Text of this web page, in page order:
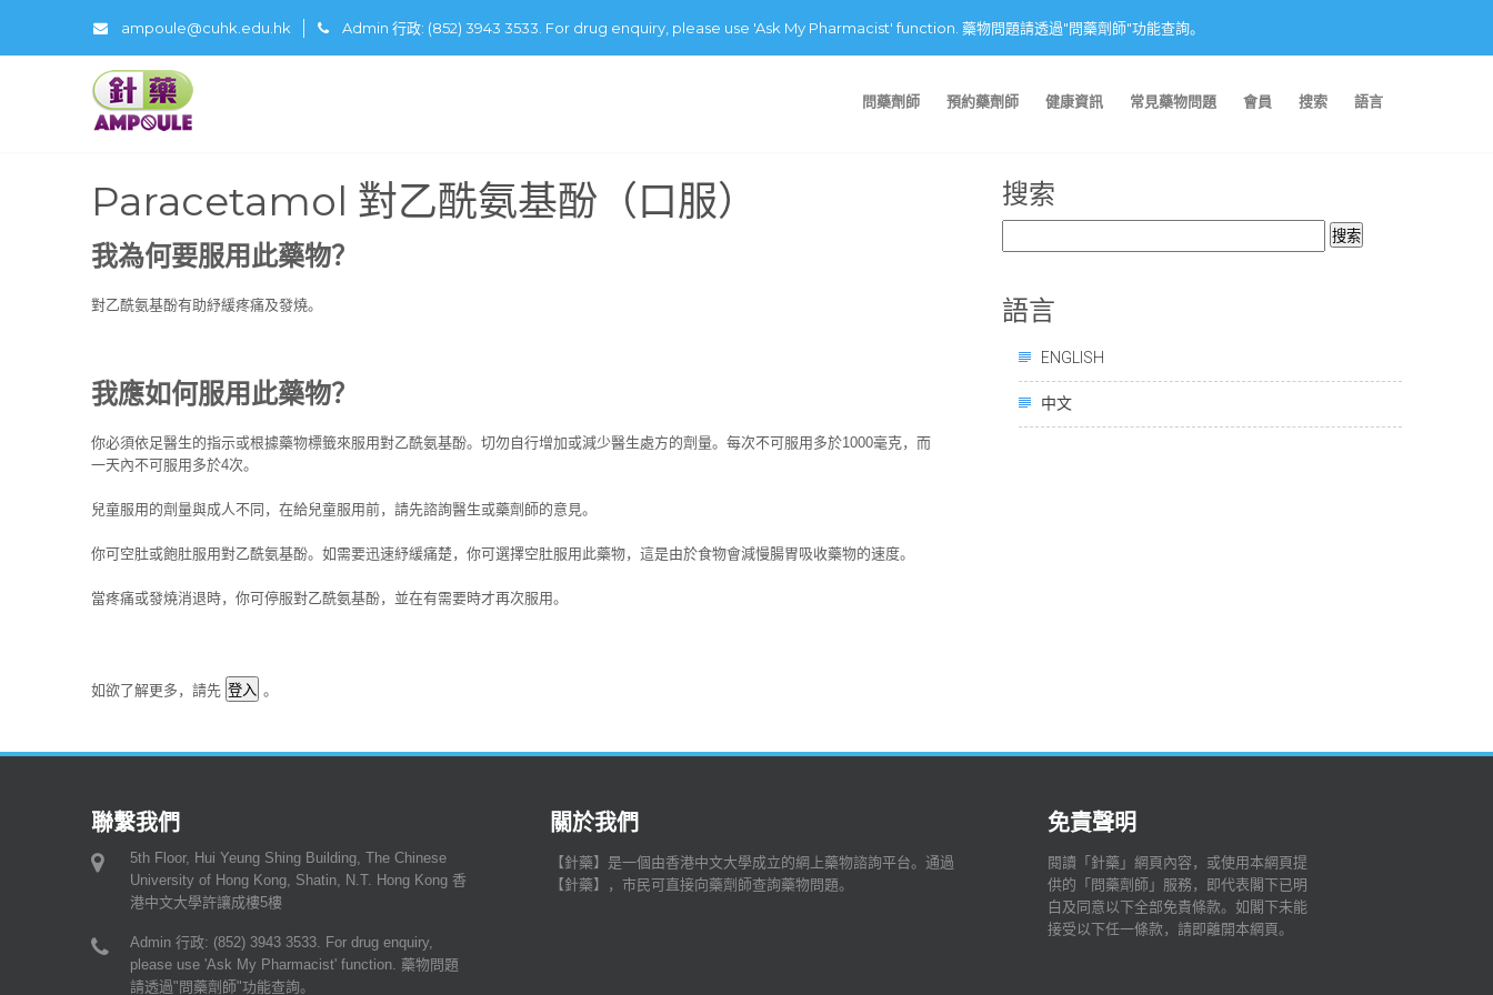
ampoule@cuhk.edu.hk Admin 行政: (852) 3943 3533. For drug enquiry, please use 'Ask My Pharmacist' function. 藥物問題請透過"問藥劑師"功能查詢。
問藥劑師 預約藥劑師 健康資訊 常見藥物問題 會員 搜索 語言
Paracetamol 對乙酰氨基酚（口服）
我為何要服用此藥物？
對乙酰氨基酚有助紓緩疼痛及發燒。
我應如何服用此藥物？
你必須依足醫生的指示或根據藥物標籤來服用對乙酰氨基酚。切勿自行增加或減少醫生處方的劑量。每次不可服用多於1000毫克，而
一天內不可服用多於4次。
兒童服用的劑量與成人不同，在給兒童服用前，請先諮詢醫生或藥劑師的意見。
你可空肚或飽肚服用對乙酰氨基酚。如需要迅速紓緩痛楚，你可選擇空肚服用此藥物，這是由於食物會減慢腸胃吸收藥物的速度。
當疼痛或發燒消退時，你可停服對乙酰氨基酚，並在有需要時才再次服用。
如欲了解更多，請先 。
搜索
索：
語言
ENGLISH
中文
聯繫我們
5th Floor, Hui Yeung Shing Building, The Chinese
University of Hong Kong, Shatin, N.T. Hong Kong 香
港中文大學許讓成樓5樓
Admin 行政: (852) 3943 3533. For drug enquiry,
please use 'Ask My Pharmacist' function. 藥物問題
請透過"問藥劑師"功能查詢。
關於我們
【針藥】是一個由香港中文大學成立的網上藥物諮詢平台。通過
【針藥】，市民可直接向藥劑師查詢藥物問題。
免責聲明
閱讀「針藥」網頁內容，或使用本網頁提
供的「問藥劑師」服務，即代表閣下已明
白及同意以下全部免責條款。如閣下未能
接受以下任一條款，請即離開本網頁。